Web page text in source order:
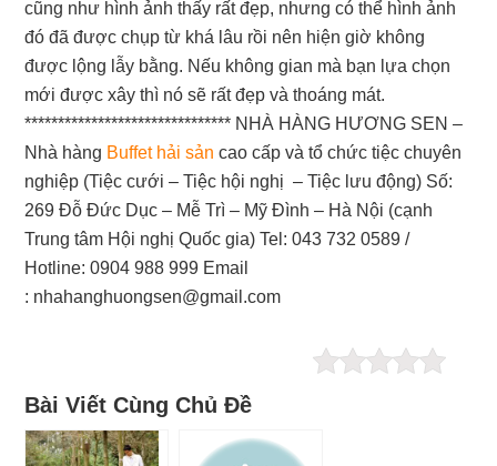
cũng như hình ảnh thấy rất đẹp, nhưng có thể hình ảnh
đó đã được chụp từ khá lâu rồi nên hiện giờ không
được lộng lẫy bằng. Nếu không gian mà bạn lựa chọn
mới được xây thì nó sẽ rất đẹp và thoáng mát.
******************************* NHÀ HÀNG HƯƠNG SEN –
Nhà hàng Buffet hải sản cao cấp và tổ chức tiệc chuyên
nghiệp (Tiệc cưới – Tiệc hội nghị – Tiệc lưu động) Số:
269 Đỗ Đức Dục – Mễ Trì – Mỹ Đình – Hà Nội (cạnh
Trung tâm Hội nghị Quốc gia) Tel: 043 732 0589 /
Hotline: 0904 988 999 Email
: nhahanghuongsen@gmail.com
Bài Viết Cùng Chủ Đề